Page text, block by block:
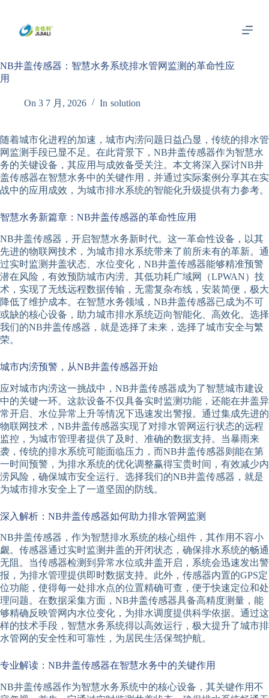
内
NB井盖传感器：智慧水务系统排水管网监测的革命性应
用
On 3 7 月, 2026 In solution
随着城市化进程的加速，城市内涝问题日益凸显，传统的排水管
网监测手段已显不足。在此背景下，NB井盖传感器作为智慧水
务的关键设备，其应用与成效备受关注。本文将深入探讨NB井
盖传感器在智慧水务中的关键作用，并通过实际案例分享其在实
战中的应用成效，为城市排水系统的智能化升级提供有力参考。
智慧水务新篇章：NB井盖传感器的革命性应用
NB井盖传感器，开启智慧水务新时代。这一革命性设备，以其
先进的物联网技术，为城市排水系统带来了前所未有的革新。通
过实时监测井盖状态、水位变化，NB井盖传感器能够精准预警
潜在风险，有效预防城市内涝。其低功耗广域网（LPWAN）技
术，实现了无线远程数据传输，无需复杂布线，安装简便，极大
降低了维护成本。在智慧水务领域，NB井盖传感器已成为不可
或缺的核心设备，助力城市排水系统迈向智能化、高效化。选择
我们的NB井盖传感器，就是选择了未来，选择了城市安全与繁
荣。
城市内涝预警，从NB井盖传感器开始
应对城市内涝这一挑战中，NB井盖传感器成为了智慧城市建设
中的关键一环。这款设备不仅具备实时监测功能，还能在井盖异
常开启、水位异常上升等情况下迅速发出警报。通过集成先进的
物联网技术，NB井盖传感器实现了对排水管网运行状态的远程
监控，为城市管理者提供了及时、准确的数据支持。当暴雨来
袭，传统的排水系统可能面临压力，而NB井盖传感器则能在第
一时间预警，为排水系统的优化调整赢得宝贵时间，有效减少内
涝风险，确保城市安全运行。选择我们的NB井盖传感器，就是
为城市排水安全上了一道坚固的防线。
深入解析：NB井盖传感器如何助力排水管网监测
NB井盖传感器，作为智慧排水系统的核心组件，其作用不容小
觑。传感器通过实时监测井盖的开闭状态，确保排水系统的畅通
无阻。当传感器检测到异常水位或井盖开启，系统会迅速发出警
报，为排水管理提供即时数据支持。此外，传感器内置的GPS定
位功能，使得每一处排水点的位置精确可查，便于快速定位和处
理问题。在数据采集方面，NB井盖传感器具备高精度测量，能
够精确反映管网内水位变化，为排水调度提供科学依据。通过这
样的技术手段，智慧水务系统得以高效运行，极大提升了城市排
水管网的安全性和可靠性，为居民生活保驾护航。
专业解读：NB井盖传感器在智慧水务中的关键作用
NB井盖传感器作为智慧水务系统中的核心设备，其关键作用不